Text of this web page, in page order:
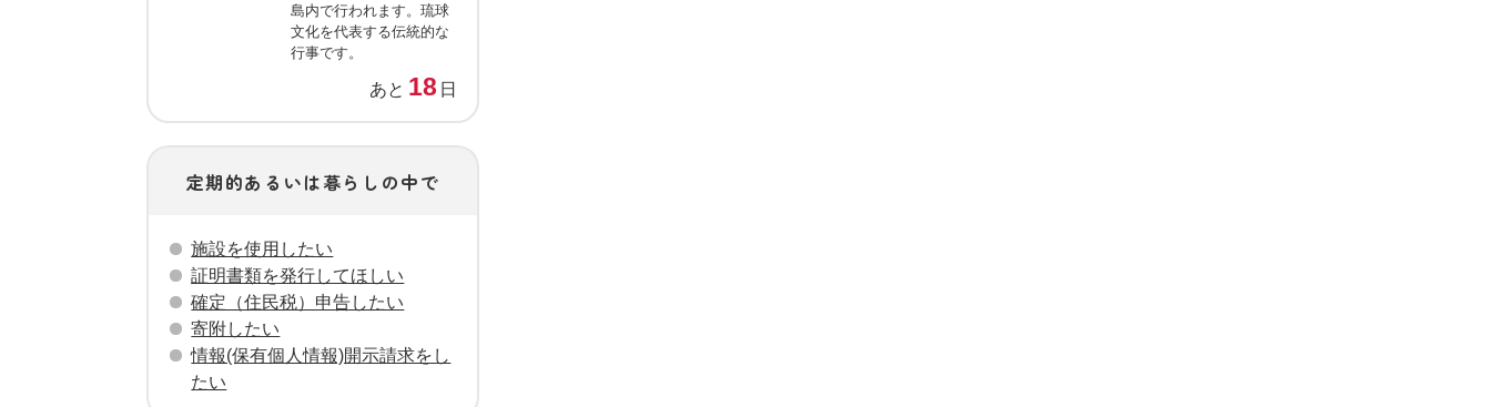
島内で行われます。琉球
文化を代表する伝統的な
行事です。
あと 18 日
定期的あるいは暮らしの中で
施設を使用したい
証明書類を発行してほしい
確定（住民税）申告したい
寄附したい
情報(保有個人情報)開示請求をし
たい